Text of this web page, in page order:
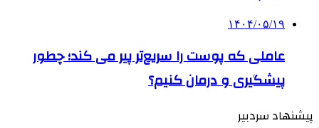
۱۴۰۴/۰۵/۱۹
عاملی که پوست را سریع‌تر پیر می کند؛ چطور
پیشگیری و درمان کنیم؟
پیشنهاد سردبیر